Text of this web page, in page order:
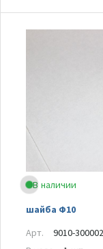
В наличии
шайба Ф10
Арт.
9010-300002